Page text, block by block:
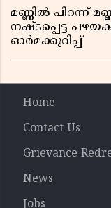
മണ്ണിൽ പിറന്ന്
നഷ്ടപ്പെട്ട
ഓർമക്കുറിപ്പ്
Home
Contact Us
Grievance
News
Jobs